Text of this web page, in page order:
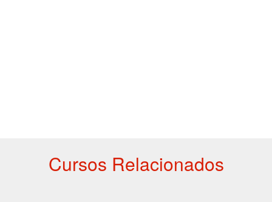
Cursos Relacionados